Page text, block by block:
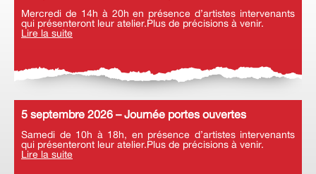
Mercredi de 14h à 20h en présence d’artistes intervenants
qui présenteront leur atelier.Plus de précisions à venir.
Lire la suite
5 septembre 2026 – Journée portes ouvertes
Samedi de 10h à 18h, en présence d’artistes intervenants
qui présenteront leur atelier.Plus de précisions à venir.
Lire la suite